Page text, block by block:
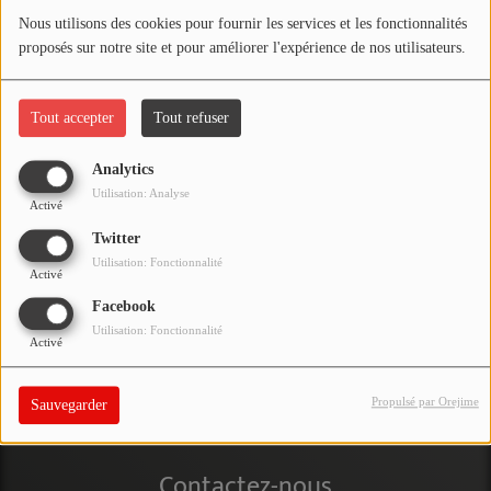
Nous utilisons des cookies pour fournir les services et les fonctionnalités
proposés sur notre site et pour améliorer l'expérience de nos utilisateurs.
Tout accepter Tout refuser
Analytics
Activé
Utilisation: Analyse
Twitter
Activé
Utilisation: Fonctionnalité
Facebook
Activé
Utilisation: Fonctionnalité
Sauvegarder Propulsé par Orejime
NOS PROGRAMMES COURTS
ARCHIVES - SAISONS PASSÉES
VOS ÉMISSIONS EN IMAGES
PHOTOS
ANNONCEURS & ESPACE PRO
VOTRE PUBLICITÉ SUR PONTACQ RADIO
LOCATION DE STUDIOS
ÉDUCATION AUX MÉDIAS ET À
L'INFORMATION
EN QUOI ÇA CONSISTE ?
ÉCOUTEZ LES PRODUCTIONS